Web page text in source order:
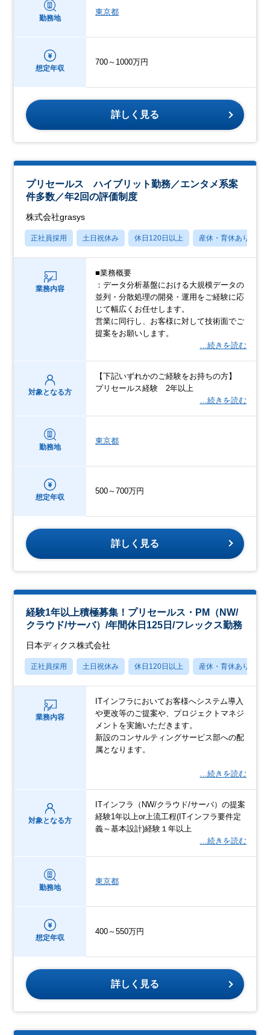
勤務地
東京都
想定年収
700～1000万円
詳しく見る
プリセールス ハイブリット勤務／エンタメ系案
件多数／年2回の評価制度
株式会社grasys
正社員採用 土日祝休み 休日120日以上 産休・育休あり
業務内容
■業務概要
：データ分析基盤における大規模データの
並列・分散処理の開発・運用をご経験に応
じて幅広くお任せします。
営業に同行し、お客様に対して技術面でご
提案をお願いします。
…続きを読む
対象となる方
【下記いずれかのご経験をお持ちの方】
プリセールス経験 2年以上
…続きを読む
勤務地
東京都
想定年収
500～700万円
詳しく見る
経験1年以上積極募集！プリセールス・PM（NW/
クラウド/サーバ）/年間休日125日/フレックス勤務
日本ディクス株式会社
正社員採用 土日祝休み 休日120日以上 産休・育休あり
業務内容
ITインフラにおいてお客様へシステム導入
や更改等のご提案や、プロジェクトマネジ
メントを実施いただきます。
新設のコンサルティングサービス部への配
属となります。
…続きを読む
対象となる方
ITインフラ（NW/クラウド/サーバ）の提案
経験1年以上or上流工程(ITインフラ要件定
義～基本設計)経験１年以上
…続きを読む
勤務地
東京都
想定年収
400～550万円
詳しく見る